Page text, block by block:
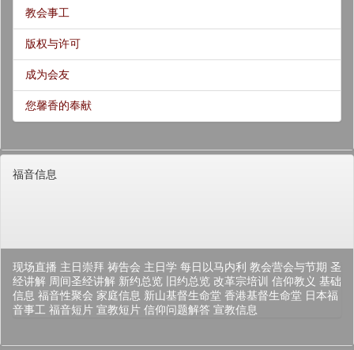
教会事工
版权与许可
成为会友
您馨香的奉献
福音信息
现场直播 主日崇拜 祷告会 主日学 每日以马内利 教会营会与节期 圣
经讲解 周间圣经讲解 新约总览 旧约总览 改革宗培训 信仰教义 基础
信息 福音性聚会 家庭信息 新山基督生命堂 香港基督生命堂 日本福
音事工 福音短片 宣教短片 信仰问题解答 宣教信息